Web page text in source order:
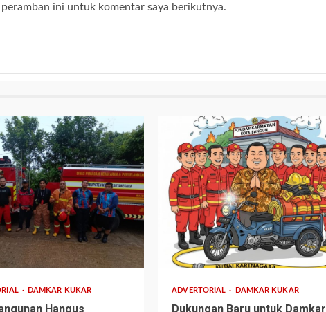
ini untuk komentar saya berikutnya.
DAMKAR KUKAR
Hangus
1 min read
ADVERTORIAL DAMKAR KUKAR
Dukungan Baru untuk Damkar